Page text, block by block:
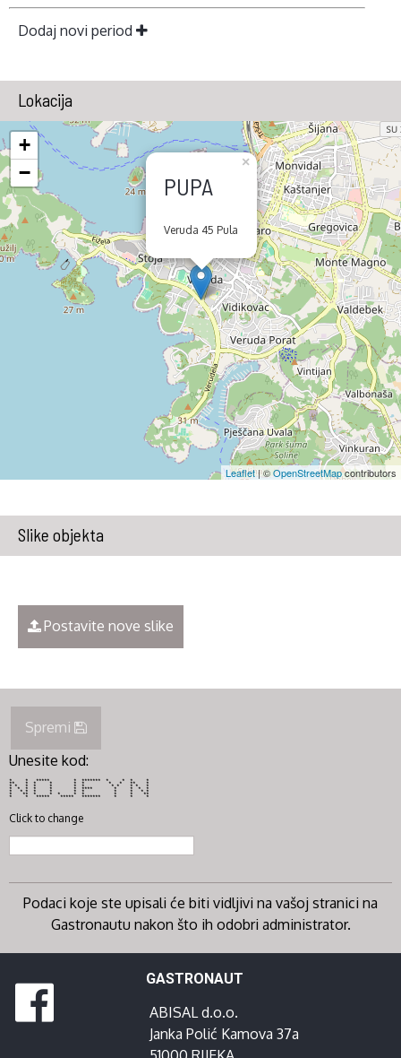
Dodaj novi period
Lokacija
PUPA
Veruda 45 Pula
×
+
−
Leaflet| ©OpenStreetMapcontributors
Slike objekta
Postavite nove slike
Spremi
Unesite kod:
* * ***** * ******* * * * *
** * * * * * * * ** *
* * * * * * * * * * * *
* * * * * * **** * * * *
* * * * * * * * * * *
* ** * * * * * * * **
* * ***** ***** ******* * * *
Click to change
Podaci koje ste upisali će biti vidljivi na vašoj stranici na
Gastronautu nakon što ih odobri administrator.
GASTRONAUT
ABISAL d.o.o.
Janka Polić Kamova 37a